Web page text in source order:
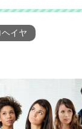
ヘイヤ